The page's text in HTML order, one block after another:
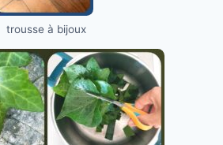
trousse à bijoux